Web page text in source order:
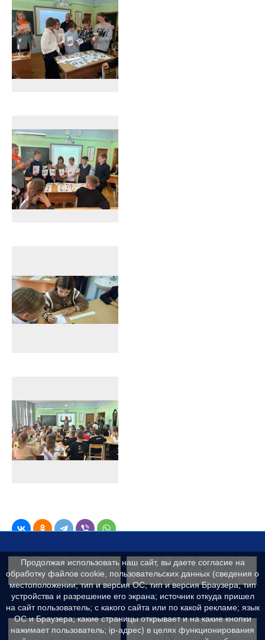
Контакты Сведения об
Реквизиты
Продолжая использовать наш сайт, вы даете согласие на
обработку файлов cookie, пользовательских данных (сведения о
местоположении; тип и версия ОС; тип и версия Браузера; тип
устройства и разрешение его экрана; источник откуда пришел
на сайт пользователь; с какого сайта или по какой рекламе; язык
ОС и Браузера; какие страницы открывает и на какие кнопки
нажимает пользователь; ip-адрес) в целях функционирования